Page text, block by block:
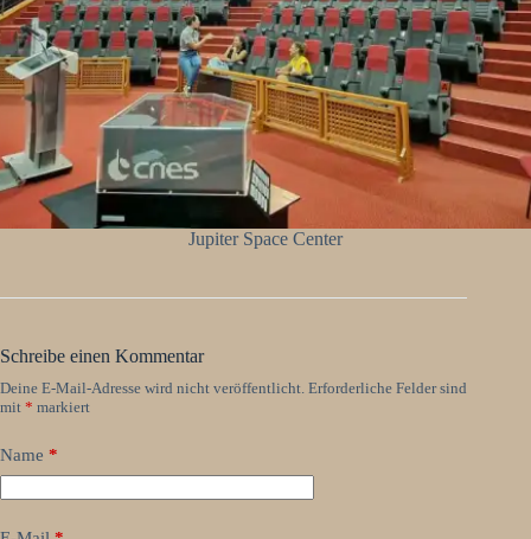
Jupiter Space Center
Schreibe einen Kommentar
Deine E-Mail-Adresse wird nicht veröffentlicht. Erforderliche Felder sind
mit * markiert
Name *